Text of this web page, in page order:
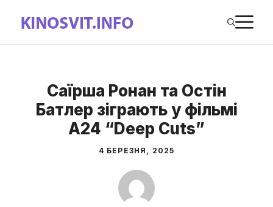
вмісту
Саїрша Ронан та Остін
Батлер зіграють у фільмі
A24 “Deep Cuts”
4 БЕРЕЗНЯ, 2025